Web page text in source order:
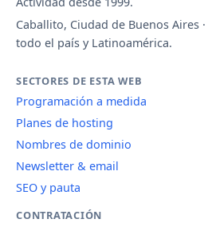
Caballito, Ciudad de Buenos Aires
todo el país y Latinoamérica.
SECTORES DE ESTA WEB
Programación a medida
Planes de hosting
Nombres de dominio
Newsletter & email
SEO y pauta
CONTRATACIÓN